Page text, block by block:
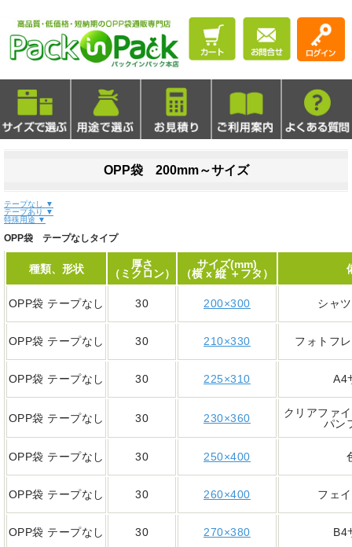
OPP袋 200mm～サイズ
テープなし ▼
テープあり ▼
特殊用途 ▼
OPP袋 テープなしタイプ
種類、形状 厚さ
（ミクロン）
サイズ(mm)
（横 x 縦 ＋フタ）
OPP袋 テープなし 30 200×300 シャ
OPP袋 テープなし 30 210×330 フォトフ
OPP袋 テープなし 30 225×310 A4
OPP袋 テープなし 30 230×360
クリアファ
パン
OPP袋 テープなし 30 250×400
OPP袋 テープなし 30 260×400 フェ
OPP袋 テープなし 30 270×380 B4